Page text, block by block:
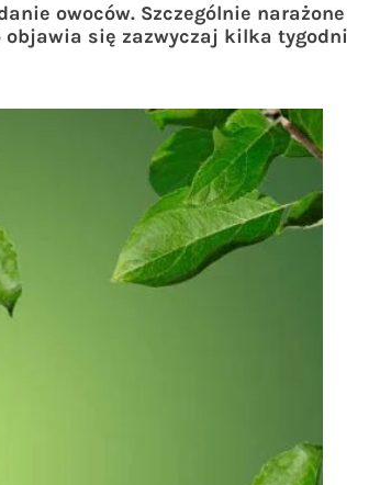
owoców. Szczególnie narażone
się zazwyczaj kilka tygodni